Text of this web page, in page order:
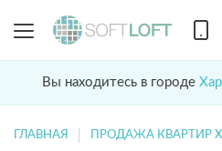
Вы находитесь в городе
ГЛАВНАЯ ПРОДАЖА КВАРТИР